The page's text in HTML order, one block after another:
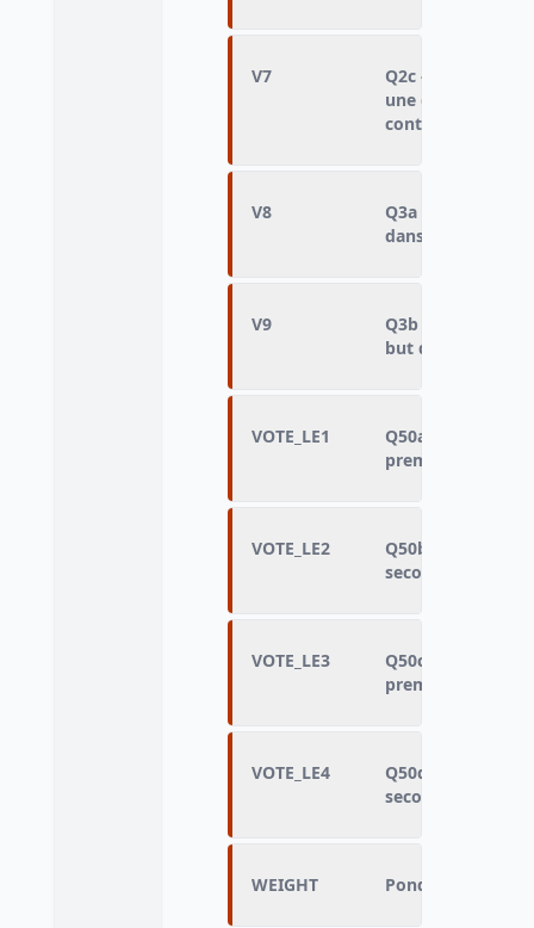
V7
Q2c - Acceptable
une grève
contre le
V8
Q3a - Permettre
dans le but de
V9
Q3b - Permettre
but de renverser
VOTE_LE1
Q50a - A voté
premier tour de
VOTE_LE2
Q50b - A voté
second tour de
VOTE_LE3
Q50c - A voté
premier tour des
VOTE_LE4
Q50d - A voté
second tour des
WEIGHT Pondération